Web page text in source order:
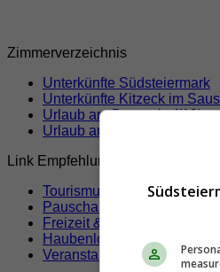
Zimmerverzeichnis
Unterkünfte Südsteiermark
Unterkünfte Kitzeck im
Urlaub am Bauernhof(19)
Urlaub am Weinbauernhof
Link Empfehlungen
Tourismusverbände
Pauschalangebote
Freizeit & Sport
Haubenlokale
Veranstaltungen